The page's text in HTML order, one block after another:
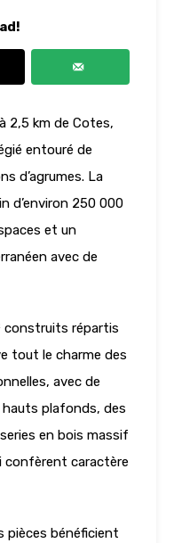
2,5 km de Cotes,
entouré de
d’agrumes. La
d’environ 250 000
et un
avec de
construits répartis
tout le charme des
avec de
plafonds, des
en bois massif
confèrent caractère
pièces bénéficient